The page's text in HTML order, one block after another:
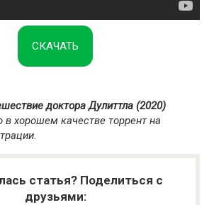
СКАЧАТЬ
доктора Дулиттла (2020)
в хорошем качестве торрент на
статья? Поделиться с
друзьями: